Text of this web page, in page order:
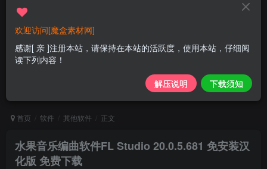
首页 软件 其他软件 正文
水果音乐编曲软件FL Studio 20.0.5.681 免安装汉
化版 免费下载
欢迎访问[魔盒素材网]
感谢[ 亲 ]注册本站，请保持在本站的活跃度，使用本站，仔细阅
读下列内容！
解压说明 下载须知